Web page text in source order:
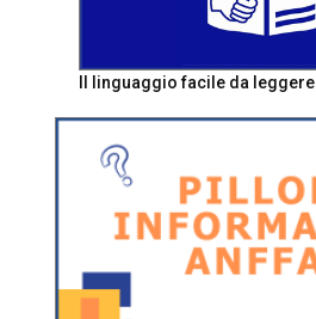
Il linguaggio facile da leggere